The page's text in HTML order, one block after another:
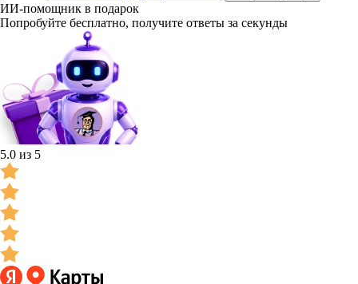
ИИ-помощник в подарок
Попробуйте бесплатно, получите ответы за секунды
5.0 из 5